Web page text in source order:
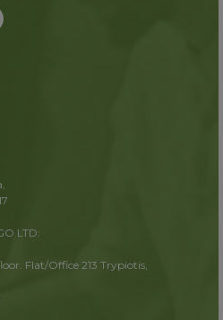
LTD:
Flat/Office 213 Trypiotis,